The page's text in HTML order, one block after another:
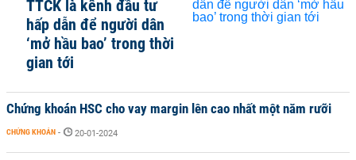
TTCK là kênh đầu tư
hấp dẫn để người dân
‘mở hầu bao’ trong thời
gian tới
Chứng khoán HSC cho vay margin lên cao nhất một năm rưỡi
CHỨNG KHOÁN - 20-01-2024